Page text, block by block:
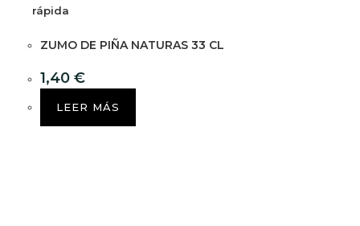
rápida
ZUMO DE PIÑA NATURAS 33 CL
1,40 €
LEER MÁS